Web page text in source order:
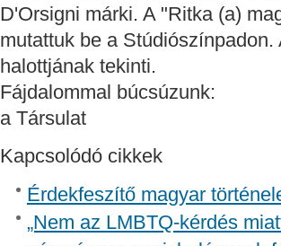
D'Orsigni márki. A "Ritka (a)
mutattuk be a
halottjának tekinti.
Fájdalommal búcsúzunk:
a Társulat
Kapcsolódó cikkek
Érdekfeszítő magyar
„Nem az LMBTQ-kérdés